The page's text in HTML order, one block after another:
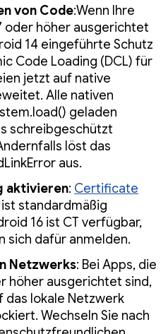
von Code:Wenn Ihre
oder höher ausgerichtet
14 eingeführte Schutz
Code Loading (DCL) für
jetzt auf native
Alle nativen
geladen
schreibgeschützt
löst das
aus.
aktivieren: Certificate
ist standardmäßig
16 ist CT verfügbar,
sich dafür anmelden.
Netzwerks: Bei Apps, die
höher ausgerichtet sind,
das lokale Netzwerk
Wechseln Sie nach